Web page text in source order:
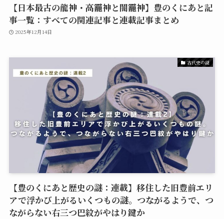
【日本最古の龍神・高龗神と闇龗神】豊のくにあと記
事一覧：すべての関連記事と連載記事まとめ
2025年12月14日
古代史の謎
【豊のくにあと歴史の謎：連載】移住した旧豊前エリ
アで浮かび上がるいくつもの謎。つながるようで、つ
ながらない右三つ巴紋がやはり鍵か